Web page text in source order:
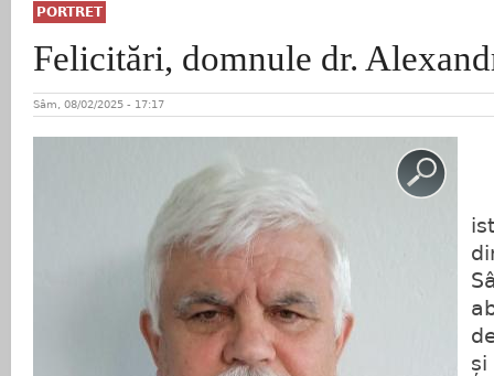
PORTRET
Felicitări, domnule dr.
Sâm, 08/02/2025 - 17:17
și